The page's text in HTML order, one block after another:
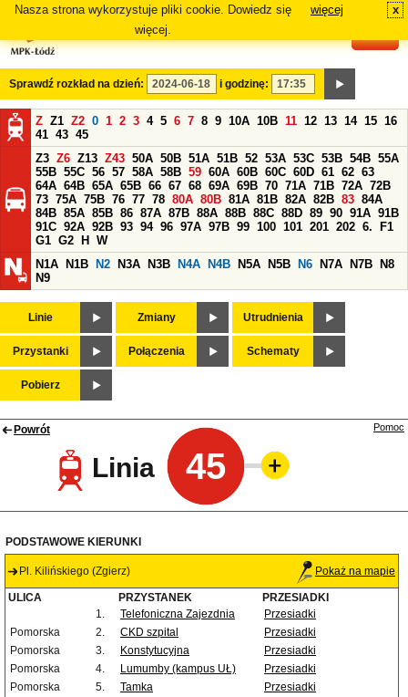
Nasza strona wykorzystuje pliki cookie. Dowiedz się
więcej.
więcej x
Sprawdź rozkład na dzień: i godzinę:
Z Z1 Z2 0 1 2 3 4 5 6 7 8 9 10A 10B 11 12 13 14 15 16
41 43 45
Z3 Z6 Z13 Z43 50A 50B 51A 51B 52 53A 53C 53B 54B 55A
55B 55C 56 57 58A 58B 59 60A 60B 60C 60D 61 62 63
64A 64B 65A 65B 66 67 68 69A 69B 70 71A 71B 72A 72B
73 75A 75B 76 77 78 80A 80B 81A 81B 82A 82B 83 84A
84B 85A 85B 86 87A 87B 88A 88B 88C 88D 89 90 91A 91B
91C 92A 92B 93 94 96 97A 97B 99 100 101 201 202 6.
F1
G1 G2 H
W
N1A
N1B N2 N3A N3B N4A N4B N5A N5B N6 N7A N7B
N8
N9
Linie Zmiany Utrudnienia
Przystanki Połączenia Schematy
Pobierz
Powrót
Linia 45
Pomoc
PODSTAWOWE KIERUNKI
Pl. Kilińskiego (Zgierz) Pokaż na mapie
ULICA PRZYSTANEK
PRZESIADKI
1.
Telefoniczna Zajezdnia
Przesiadki
Pomorska
2. CKD szpital
Przesiadki
Pomorska
3. Konstytucyjna
Przesiadki
Pomorska
4. Lumumby (kampus UŁ)
Przesiadki
Pomorska
5. Tamka
Przesiadki